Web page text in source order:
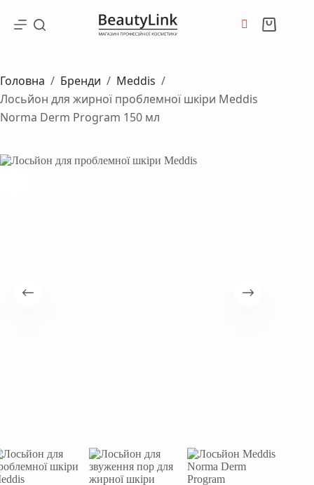
вмісту
Кошик
Головна / Бренди / Meddis /
Лосьйон для жирної проблемної шкіри Meddis
Norma Derm Program 150 мл